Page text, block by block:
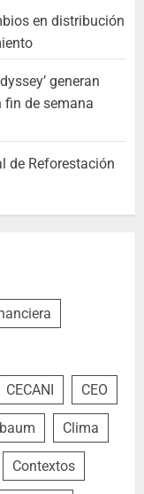
en distribución
generan
fin de semana
de Reforestación
CECANI CEO
Clima
Contextos